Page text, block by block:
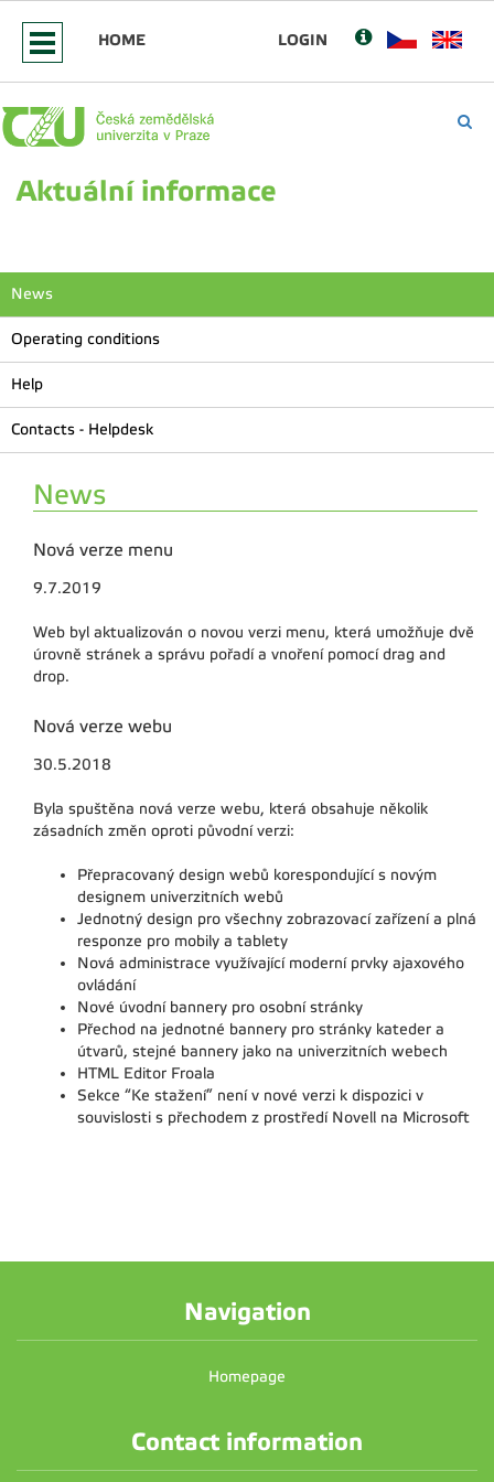
HOME LOGIN
Aktuální informace
News
Operating conditions
Help
Contacts - Helpdesk
News
Nová verze menu
9.7.2019
Web byl aktualizován o novou verzi menu, která umožňuje dvě
úrovně stránek a správu pořadí a vnoření pomocí drag and
drop.
Nová verze webu
30.5.2018
Byla spuštěna nová verze webu, která obsahuje několik
zásadních změn oproti původní verzi:
Přepracovaný design webů korespondující s novým
designem univerzitních webů
Jednotný design pro všechny zobrazovací zařízení a plná
responze pro mobily a tablety
Nová administrace využívající moderní prvky ajaxového
ovládání
Nové úvodní bannery pro osobní stránky
Přechod na jednotné bannery pro stránky kateder a
útvarů, stejné bannery jako na univerzitních webech
HTML Editor Froala
Sekce “Ke stažení” není v nové verzi k dispozici v
souvislosti s přechodem z prostředí Novell na Microsoft
Navigation
Homepage
Contact information